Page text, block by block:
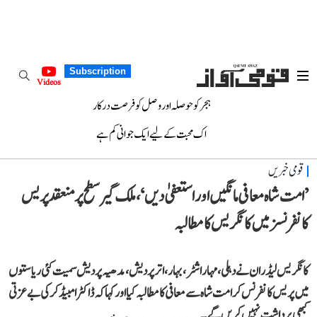
Subscription
Videos
ہجر کو حوصلہ اور وصل کو فرصت درکار
اک محبت کے لیے ایک جوانی کم ہے
قومی خبریں
’امت شاہ معافی مانگیں اور استعفیٰ دیں‘، ملک گیر سطح پر منعقد پریس
کانفرنسز میں کانگریس کا مطالبہ
کانگریس لیڈران نے دہلی، مہاراشٹر، بہار، اتر پردیش، مدھیہ پردیش سمیت کئی ریاستوں
میں پریس کانفرنس کر امت شاہ سے معافی کا مطالبہ کیا اور کہا کہ ڈاکٹر امبیڈکر کی بے عزتی